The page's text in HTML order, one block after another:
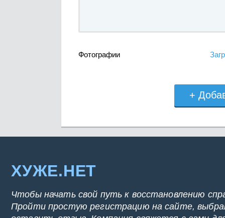
Фотографии
+
ХУЖЕ.НЕТ
Чтобы начать свой путь к восстановлению
Пройти простую регистрацию на сайте,